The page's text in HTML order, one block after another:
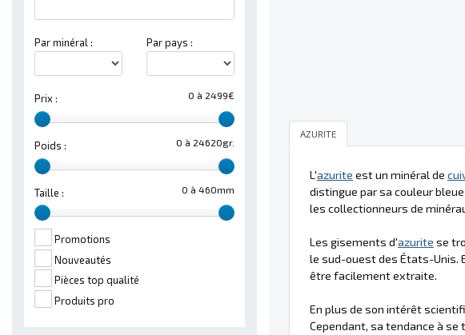
Par minéral : Par pays :
0 à 2499€
Prix :
0 à 24620gr.
Poids :
0 à 460mm
Taille :
Promotions
Nouveautés
Pièces top qualité
Produits pro
AZURITE
L'azurite est un minéral de
distingue par sa couleur
les collectionneurs de
Les gisements d'azurite se
le sud-ouest des États-Unis.
être facilement extraite.
En plus de son intérêt
Cependant, sa tendance à se